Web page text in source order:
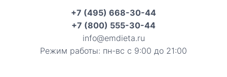
+7 (495) 668-30-44
+7 (800) 555-30-44
info@emdieta.ru
Режим работы: пн-вс с 9:00 до 21:00